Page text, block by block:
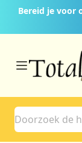
Ga naar de
Bereid je voor
Search